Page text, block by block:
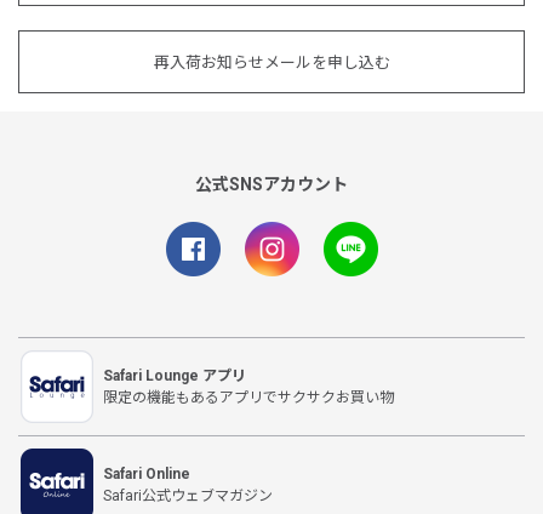
再入荷お知らせメールを申し込む
公式SNSアカウント
Safari Lounge アプリ
限定の機能もあるアプリでサクサクお買い物
Safari Online
Safari公式ウェブマガジン